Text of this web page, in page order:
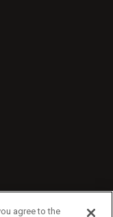
agree to the